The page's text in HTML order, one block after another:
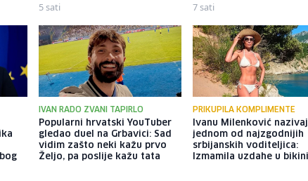
5 sati 7 sati
IVAN RADO ZVANI TAPIRLO
Popularni hrvatski YouTuber
gledao duel na Grbavici: Sad
vidim zašto neki kažu prvo
Željo, pa poslije kažu tata
PRIKUPILA KOMPLIMENTE
Ivanu Milenković
jednom od najzgodnijih
srbijanskih voditeljica:
Izmamila uzdahe u